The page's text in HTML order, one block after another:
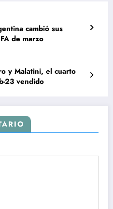
cambió sus
de marzo
y Malatini, el cuarto
23 vendido